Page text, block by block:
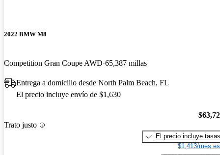
2022 BMW M8
Competition Gran Coupe AWD 65,387 millas
Entrega a domicilio desde North Palm Beach, FL
El precio incluye envío de $1,630
Trato justo
El precio incluye tasas
$1,413/mes